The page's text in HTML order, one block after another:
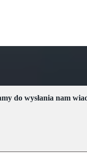
do wysłania nam